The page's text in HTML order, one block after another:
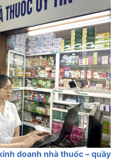
doanh nhà thuốc – quầy